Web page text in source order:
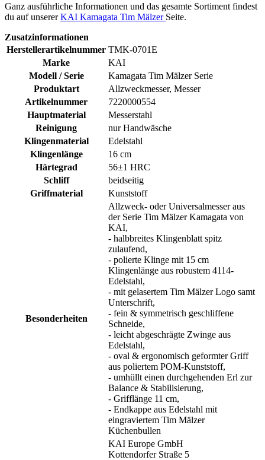
Ganz ausführliche Informationen und das gesamte Sortiment findest
du auf unsererKAI Kamagata Tim Mälzer Seite.
Zusatzinformationen
Herstellerartikelnummer TMK-0701E
Marke
KAI
Modell / Serie
Kamagata Tim Mälzer Serie
Produktart
Allzweckmesser, Messer
Artikelnummer
7220000554
Hauptmaterial
Messerstahl
Reinigung
nur Handwäsche
Klingenmaterial
Edelstahl
Klingenlänge
16 cm
Härtegrad
56±1 HRC
Schliff
beidseitig
Griffmaterial
Kunststoff
Besonderheiten
Allzweck- oder Universalmesser aus
der Serie Tim Mälzer Kamagata von
KAI,
- halbbreites Klingenblatt spitz
zulaufend,
- polierte Klinge mit 15 cm
Klingenlänge aus robustem 4114-
Edelstahl,
- mit gelasertem Tim Mälzer Logo samt
Unterschrift,
- fein & symmetrisch geschliffene
Schneide,
- leicht abgeschrägte Zwinge aus
Edelstahl,
- oval & ergonomisch geformter Griff
aus poliertem POM-Kunststoff,
- umhüllt einen durchgehenden Erl zur
Balance & Stabilisierung,
- Grifflänge 11 cm,
- Endkappe aus Edelstahl mit
eingraviertem Tim Mälzer
Küchenbullen
KAI Europe GmbH
Kottendorfer Straße 5